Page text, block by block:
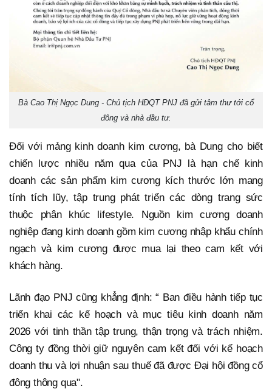
Bà Cao Thị Ngọc Dung - Chủ tịch HĐQT PNJ đã gửi tâm thư tới cổ
đông và nhà đầu tư.
Đối với mảng kinh doanh kim cương, bà Dung cho biết
chiến lược nhiều năm qua của PNJ là hạn chế kinh
doanh các sản phẩm kim cương kích thước lớn mang
tính tích lũy, tập trung phát triển các dòng trang sức
thuộc phân khúc lifestyle. Nguồn kim cương doanh
nghiệp đang kinh doanh gồm kim cương nhập khẩu chính
ngạch và kim cương được mua lại theo cam kết với
khách hàng.
Lãnh đạo PNJ cũng khẳng định: “ Ban điều hành tiếp tục
triển khai các kế hoạch và mục tiêu kinh doanh năm
2026 với tinh thần tập trung, thận trọng và trách nhiệm.
Công ty đồng thời giữ nguyên cam kết đối với kế hoạch
doanh thu và lợi nhuận sau thuế đã được Đại hội đồng cổ
đông thông qua".